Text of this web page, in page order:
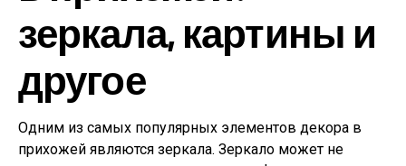
зеркала, картины и
другое
Одним из самых популярных элементов декора в
прихожей являются зеркала. Зеркало может не